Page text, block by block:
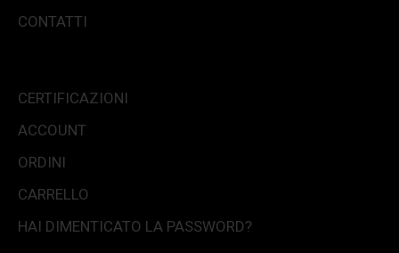
CONTATTI
CERTIFICAZIONI
ACCOUNT
ORDINI
CARRELLO
HAI DIMENTICATO LA PASSWORD?